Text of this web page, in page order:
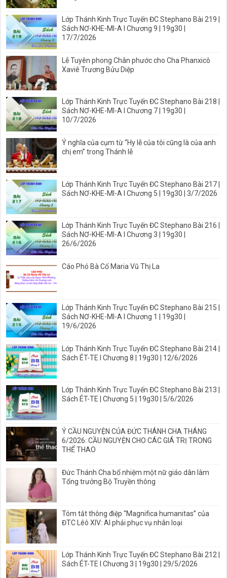
Lớp Thánh Kinh Trực Tuyến ĐC Stephano Bài 219 |
Sách NƠ-KHE-MI-A I Chương 9 | 19g30 |
17/7/2026
Lễ Tuyên phong Chân phước cho Cha Phanxicô
Xaviê Trương Bửu Diệp
Lớp Thánh Kinh Trực Tuyến ĐC Stephano Bài 218 |
Sách NƠ-KHE-MI-A I Chương 7 | 19g30 |
10/7/2026
Ý nghĩa của cụm từ “Hy lễ của tôi cũng là của anh
chị em” trong Thánh lễ
Lớp Thánh Kinh Trực Tuyến ĐC Stephano Bài 217 |
Sách NƠ-KHE-MI-A I Chương 5 | 19g30 | 3/7/2026
Lớp Thánh Kinh Trực Tuyến ĐC Stephano Bài 216 |
Sách NƠ-KHE-MI-A I Chương 3 | 19g30 |
26/6/2026
Cáo Phó Bà Cố Maria Vũ Thị La
Lớp Thánh Kinh Trực Tuyến ĐC Stephano Bài 215 |
Sách NƠ-KHE-MI-A I Chương 1 | 19g30 |
19/6/2026
Lớp Thánh Kinh Trực Tuyến ĐC Stephano Bài 214 |
Sách ÉT-TE I Chương 8 | 19g30 | 12/6/2026
Lớp Thánh Kinh Trực Tuyến ĐC Stephano Bài 213 |
Sách ÉT-TE | Chương 5 | 19g30 | 5/6/2026
Ý CẦU NGUYỆN CỦA ĐỨC THÁNH CHA THÁNG
6/2026: CẦU NGUYỆN CHO CÁC GIÁ TRỊ TRONG
THỂ THAO
Đức Thánh Cha bổ nhiệm một nữ giáo dân làm
Tổng trưởng Bộ Truyền thông
Tóm tắt thông điệp “Magnifica humanitas” của
ĐTC Lêô XIV: AI phải phục vụ nhân loại
Lớp Thánh Kinh Trực Tuyến ĐC Stephano Bài 212 |
Sách ÉT-TE I Chương 3 | 19g30 | 29/5/2026